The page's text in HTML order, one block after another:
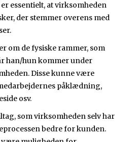
essentielt, at virksomheden
der stemmer overens med
om de fysiske rammer, som
han/hun kommer under
Disse kunne være
påklædning,
osv.
som virksomheden selv har
bedre for kunden.